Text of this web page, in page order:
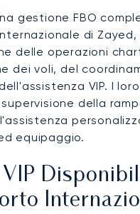
gestione FBO
di
delle operazioni
dei voli, del
VIP. I
della
equipaggio.
VIP